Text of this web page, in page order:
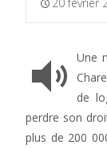
Une
de
perdre son
plus de 200